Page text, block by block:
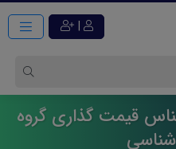
|
قیمت گذاری گروه